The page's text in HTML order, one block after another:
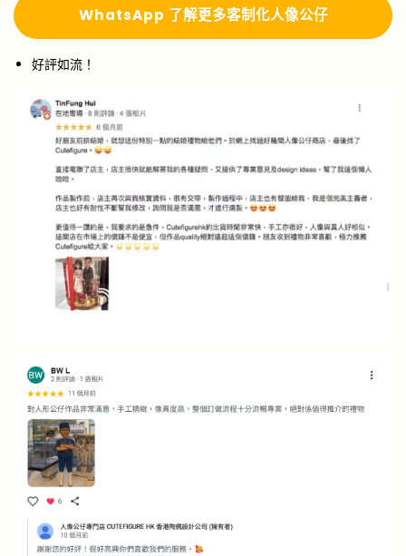
WhatsApp 了解更多客制化人像公仔
好評如流！